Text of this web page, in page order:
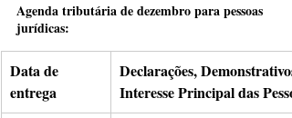
Agenda tributária de dezembro para pessoas
jurídicas:
​Data de
entrega
Declarações,
Interesse Principal das